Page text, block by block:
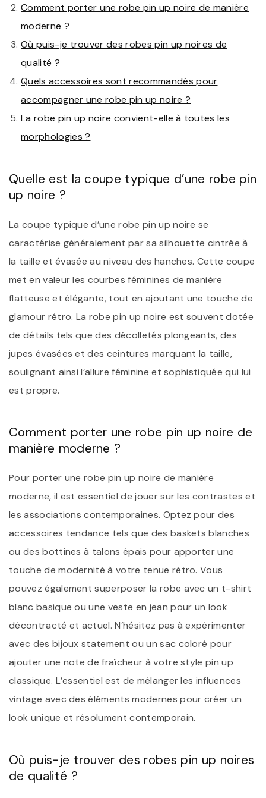
Comment porter une robe pin up noire de manière
moderne ?
Où puis-je trouver des robes pin up noires de
qualité ?
Quels accessoires sont recommandés pour
accompagner une robe pin up noire ?
La robe pin up noire convient-elle à toutes les
morphologies ?
Quelle est la coupe typique d’une robe pin
up noire ?
La coupe typique d’une robe pin up noire se
caractérise généralement par sa silhouette cintrée à
la taille et évasée au niveau des hanches. Cette coupe
met en valeur les courbes féminines de manière
flatteuse et élégante, tout en ajoutant une touche de
glamour rétro. La robe pin up noire est souvent dotée
de détails tels que des décolletés plongeants, des
jupes évasées et des ceintures marquant la taille,
soulignant ainsi l’allure féminine et sophistiquée qui lui
est propre.
Comment porter une robe pin up noire de
manière moderne ?
Pour porter une robe pin up noire de manière
moderne, il est essentiel de jouer sur les contrastes et
les associations contemporaines. Optez pour des
accessoires tendance tels que des baskets blanches
ou des bottines à talons épais pour apporter une
touche de modernité à votre tenue rétro. Vous
pouvez également superposer la robe avec un t-shirt
blanc basique ou une veste en jean pour un look
décontracté et actuel. N’hésitez pas à expérimenter
avec des bijoux statement ou un sac coloré pour
ajouter une note de fraîcheur à votre style pin up
classique. L’essentiel est de mélanger les influences
vintage avec des éléments modernes pour créer un
look unique et résolument contemporain.
Où puis-je trouver des robes pin up noires
de qualité ?